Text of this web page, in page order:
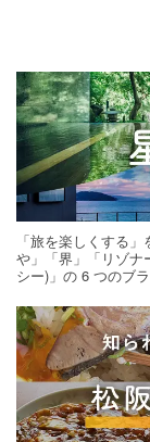
「旅を楽しくする
や」「界」「リゾナ
シー)」の 6 つのブ